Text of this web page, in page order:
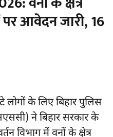
पर आवेदन जारी, 16
लोगों के लिए बिहार पुलिस
ने बिहार सरकार के
विभाग में वनों के क्षेत्र